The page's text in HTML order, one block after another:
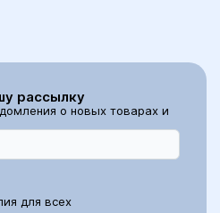
рассылку
о новых товарах и
для всех